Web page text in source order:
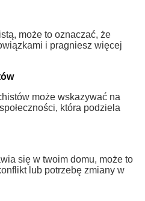
może to oznaczać, że
i pragniesz więcej
może wskazywać na
która podziela
się w twoim domu, może to
lub potrzebę zmiany w